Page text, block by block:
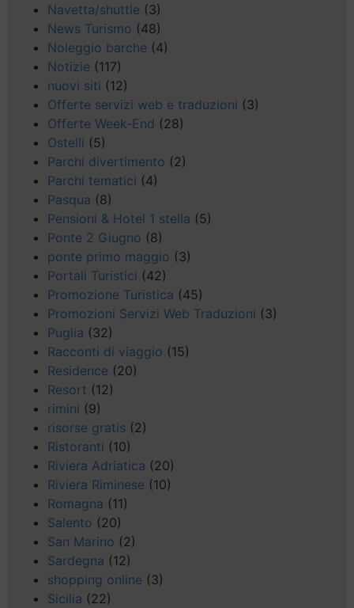
Navetta/shuttle (3)
News Turismo (48)
Noleggio barche (4)
Notizie (117)
nuovi siti (12)
Offerte servizi web e traduzioni (3)
Offerte Week-End (28)
Ostelli (5)
Parchi divertimento (2)
Parchi tematici (4)
Pasqua (8)
Pensioni & Hotel 1 stella (5)
Ponte 2 Giugno (8)
ponte primo maggio (3)
Portali Turistici (42)
Promozione Turistica (45)
Promozioni Servizi Web Traduzioni (3)
Puglia (32)
Racconti di viaggio (15)
Residence (20)
Resort (12)
rimini (9)
risorse gratis (2)
Ristoranti (10)
Riviera Adriatica (20)
Riviera Riminese (10)
Romagna (11)
Salento (20)
San Marino (2)
Sardegna (12)
shopping online (3)
Sicilia (22)